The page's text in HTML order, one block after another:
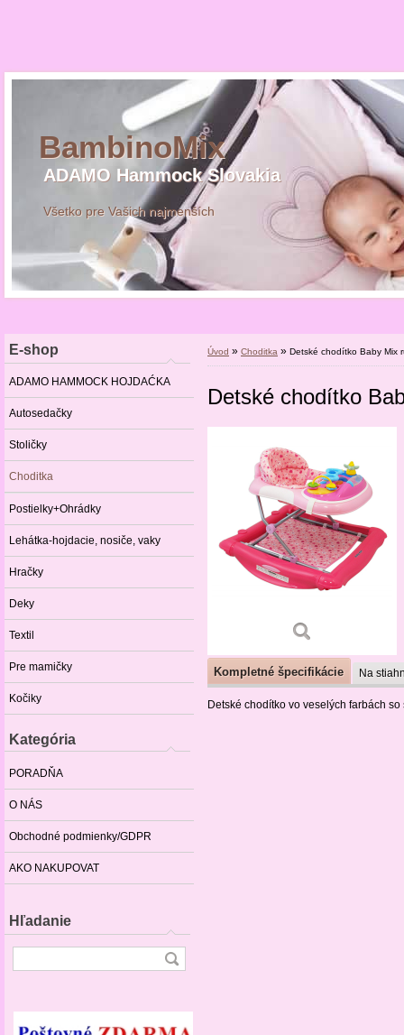
BambinoMix
ADAMO Hammock Slovakia
Všetko pre Vašich najmenších
E-shop
ADAMO HAMMOCK HOJDAĆKA
Autosedačky
Stoličky
Choditka
Postielky+Ohrádky
Lehátka-hojdacie, nosiče, vaky
Hračky
Deky
Textil
Pre mamičky
Kočiky
Kategória
PORADŇA
O NÁS
Obchodné podmienky/GDPR
AKO NAKUPOVAT
Hľadanie
Úvod » Choditka » Detské chodítko Baby Mix
Detské chodítko
Kompletné špecifikácie Na
Detské chodítko vo veselých farbách